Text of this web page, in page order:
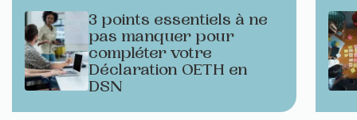
3 points essentiels à ne
pas manquer pour
compléter votre
Déclaration OETH en
DSN